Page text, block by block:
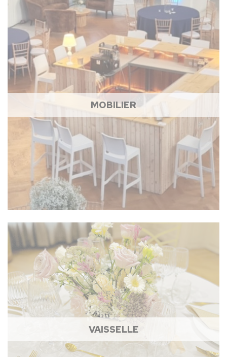
MOBILIER
VAISSELLE